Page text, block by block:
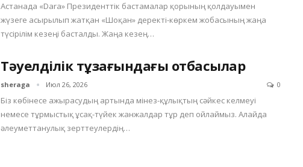
Астанада «Dara» Президенттік бастамалар қорының қолдауымен
жүзеге асырылып жатқан «Шоқан» деректі-көркем жобасының жаңа
түсірілім кезеңі басталды. Жаңа кезең…
Тәуелділік тұзағындағы отбасылар
sheraga Июл 26, 2026 0
Біз көбінесе ажырасудың артында мінез-құлықтың сәйкес келмеуі
немесе тұрмыстық ұсақ-түйек жанжалдар тұр деп ойлаймыз. Алайда
әлеуметтанулық зерттеулердің…